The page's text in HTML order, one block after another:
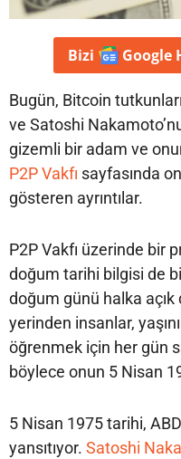
Bizi Google
Bugün, Bitcoin
ve Satoshi
gizemli bir adam ve
P2P Vakfı sayfasında
gösteren ayrıntılar.
P2P Vakfı üzerinde bir
doğum tarihi bilgisi de
doğum günü halka
yerinden insanlar,
öğrenmek için her gün
böylece onun 5 Nisan
5 Nisan 1975 tarihi,
yansıtıyor. Satoshi